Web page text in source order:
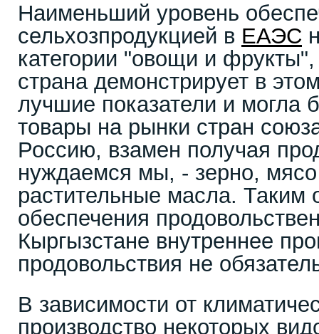
Наименьший уровень
сельхозпродукцией в ЕАЭС
категории "овощи и
страна демонстрирует в
лучшие показатели и могла
товары на рынки стран
Россию, взамен получая
нуждаемся мы, - зерно,
растительные масла. Таким
обеспечения
Кыргызстане внутреннее
продовольствия не
В зависимости от
производство некоторых